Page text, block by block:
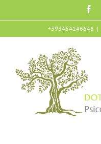
+393454146646 |